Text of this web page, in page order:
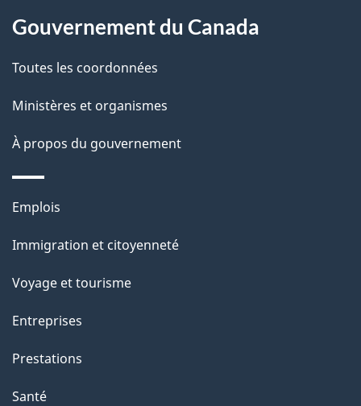
i
l
s
d
e
l
a
p
a
g
e
propos
de
ce
site
Gouvernement du Canada
Toutes les coordonnées
Ministères et organismes
À propos du gouvernement
Thèmes
sujets
Emplois
Immigration et citoyenneté
Voyage et tourisme
Entreprises
Prestations
Santé